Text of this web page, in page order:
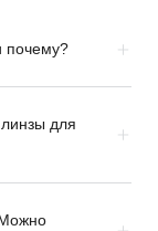
почему?
для